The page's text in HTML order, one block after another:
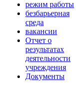
режим работы
безбарьерная
среда
вакансии
Отчет о
результатах
деятельности
учреждения
Документы